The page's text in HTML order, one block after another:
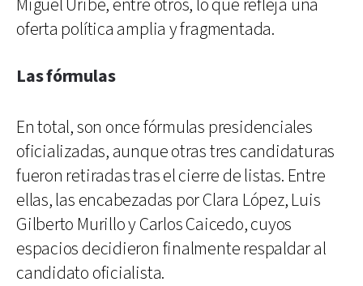
Miguel Uribe, entre otros, lo que refleja una
oferta política amplia y fragmentada.
Las fórmulas
En total, son once fórmulas presidenciales
oficializadas, aunque otras tres candidaturas
fueron retiradas tras el cierre de listas. Entre
ellas, las encabezadas por Clara López, Luis
Gilberto Murillo y Carlos Caicedo, cuyos
espacios decidieron finalmente respaldar al
candidato oficialista.